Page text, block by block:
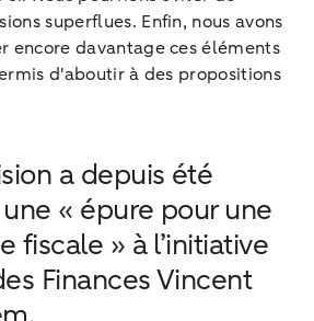
superflues. Enfin, nous avons
encore davantage ces éléments
d'aboutir à des propositions
a depuis été
« épure pour une
fiscale » à l’initiative
Finances Vincent